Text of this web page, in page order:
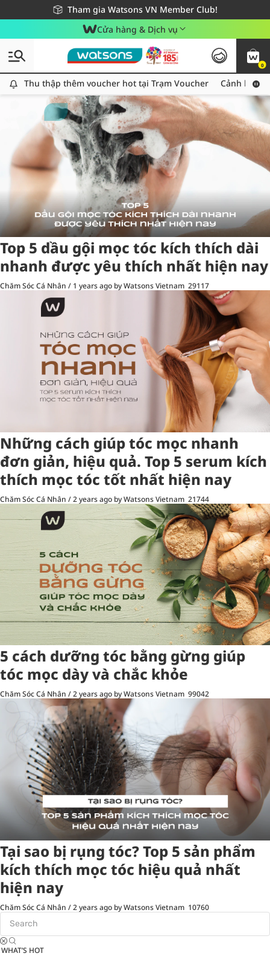
Tham gia Watsons VN Member Club!
Miễn phí giao hàng cho đơn hàng từ 249,000Đ
Giao hàng nhanh 24h - Áp dụng khu vực TP. Hồ Chí Minh
Cửa hàng & Dịch vụ
0
Thu thập thêm voucher hot tại Trạm Voucher
Thu thập thêm voucher hot tại Trạm Voucher Cảnh báo
Tag:moctoc4 item(s) found
Top 5 dầu gội mọc tóc kích thích dài
nhanh được yêu thích nhất hiện nay
Chăm Sóc Cá Nhân / 1 years ago by Watsons Vietnam 29117
Những cách giúp tóc mọc nhanh
đơn giản, hiệu quả. Top 5 serum kích
thích mọc tóc tốt nhất hiện nay
Chăm Sóc Cá Nhân /2 years ago by Watsons Vietnam 21744
5 cách dưỡng tóc bằng gừng giúp
tóc mọc dày và chắc khỏe
Chăm Sóc Cá Nhân /2 years ago by Watsons Vietnam 99042
Tại sao bị rụng tóc? Top 5 sản phẩm
kích thích mọc tóc hiệu quả nhất
hiện nay
Chăm Sóc Cá Nhân /2 years ago by Watsons Vietnam 10760
WHAT’S HOT